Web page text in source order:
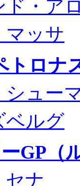
ド・ア
マッサ
トロナ
シュー
ベルグ
GP（
セナ